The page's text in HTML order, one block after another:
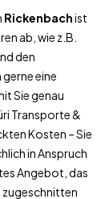
Rickenbachist
ab, wie z.B.
den
eine
Sie genau
Transporte &
Kosten – Sie
in Anspruch
Angebot, das
zugeschnitten